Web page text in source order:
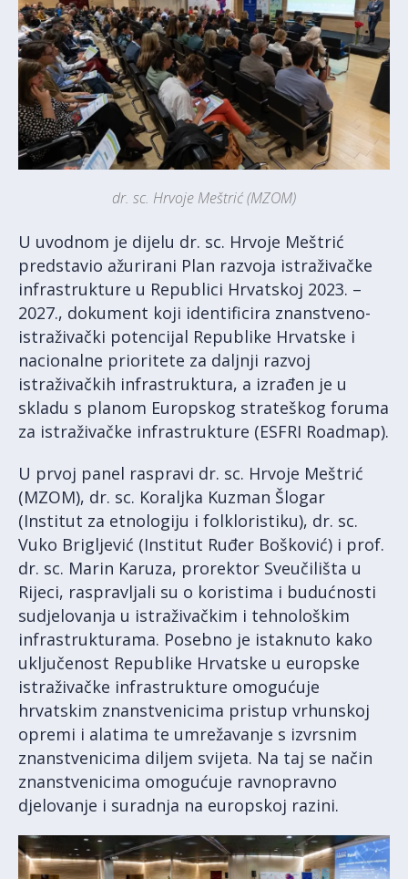
dr. sc. Hrvoje Meštrić (MZOM)
U uvodnom je dijelu dr. sc. Hrvoje Meštrić
predstavio ažurirani Plan razvoja istraživačke
infrastrukture u Republici Hrvatskoj 2023. –
2027., dokument koji identificira znanstveno-
istraživački potencijal Republike Hrvatske i
nacionalne prioritete za daljnji razvoj
istraživačkih infrastruktura, a izrađen je u
skladu s planom Europskog strateškog foruma
za istraživačke infrastrukture (ESFRI Roadmap).
U prvoj panel raspravi dr. sc. Hrvoje Meštrić
(MZOM), dr. sc. Koraljka Kuzman Šlogar
(Institut za etnologiju i folkloristiku), dr. sc.
Vuko Brigljević (Institut Ruđer Bošković) i prof.
dr. sc. Marin Karuza, prorektor Sveučilišta u
Rijeci, raspravljali su o koristima i budućnosti
sudjelovanja u istraživačkim i tehnološkim
infrastrukturama. Posebno je istaknuto kako
uključenost Republike Hrvatske u europske
istraživačke infrastrukture omogućuje
hrvatskim znanstvenicima pristup vrhunskoj
opremi i alatima te umrežavanje s izvrsnim
znanstvenicima diljem svijeta. Na taj se način
znanstvenicima omogućuje ravnopravno
djelovanje i suradnja na europskoj razini.